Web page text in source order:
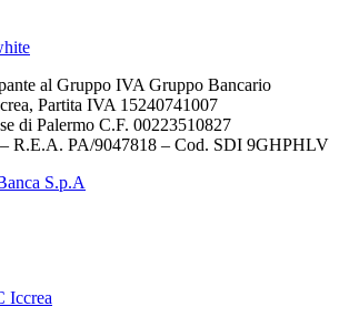
al Gruppo IVA Gruppo Bancario
Partita IVA 15240741007
di Palermo C.F. 00223510827
R.E.A. PA/9047818 – Cod. SDI 9GHPHLV
S.p.A
Iccrea